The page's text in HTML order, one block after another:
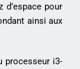
pour
ainsi aux
processeur i3-